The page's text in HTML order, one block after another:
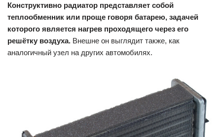
Конструктивно радиатор представляет собой
теплообменник или проще говоря батарею, задачей
которого является нагрев проходящего через его
решётку воздуха. Внешне он выглядит также, как
аналогичный узел на других автомобилях.